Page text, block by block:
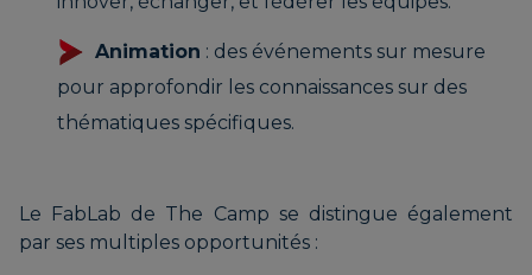
Animation : des événements sur mesure
pour approfondir les connaissances sur des
thématiques spécifiques.
Le FabLab de The Camp se distingue également
par ses multiples opportunités :